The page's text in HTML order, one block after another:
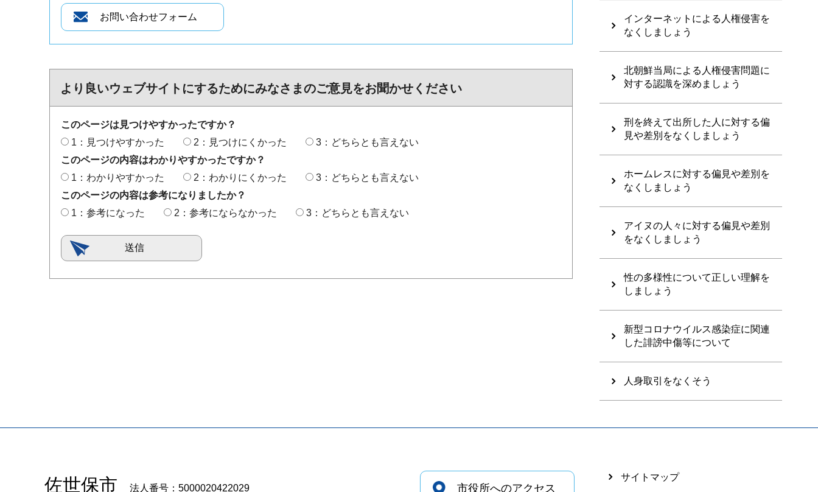
より良いウェブサイトにするためにみなさまのご意見をお聞かせください
このページは見つけやすかったですか？
1：見つけやすかった
2：見つけにくかった
3：どちらとも言えない
このページの内容はわかりやすかったですか？
1：わかりやすかった
2：わかりにくかった
3：どちらとも言えない
このページの内容は参考になりましたか？
1：参考になった
2：参考にならなかった 3：どちらとも言えない
インターネットによる人権侵害を
なくしましょう
北朝鮮当局による人権侵害問題に
対する認識を深めましょう
刑を終えて出所した人に対する偏
見や差別をなくしましょう
ホームレスに対する偏見や差別を
なくしましょう
アイヌの人々に対する偏見や差別
をなくしましょう
性の多様性について正しい理解を
しましょう
新型コロナウイルス感染症に関連
した誹謗中傷等について
人身取引をなくそう
佐世保市 法人番号：5000020422029 市役所へのアクセス
サイトマップ